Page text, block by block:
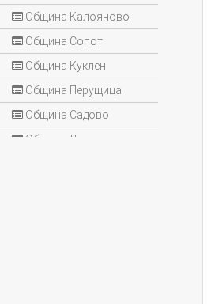
Община Калояново
Община Сопот
Община Куклен
Община Перущица
Община Садово
Община Лъки